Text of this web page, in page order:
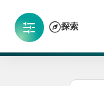
探索